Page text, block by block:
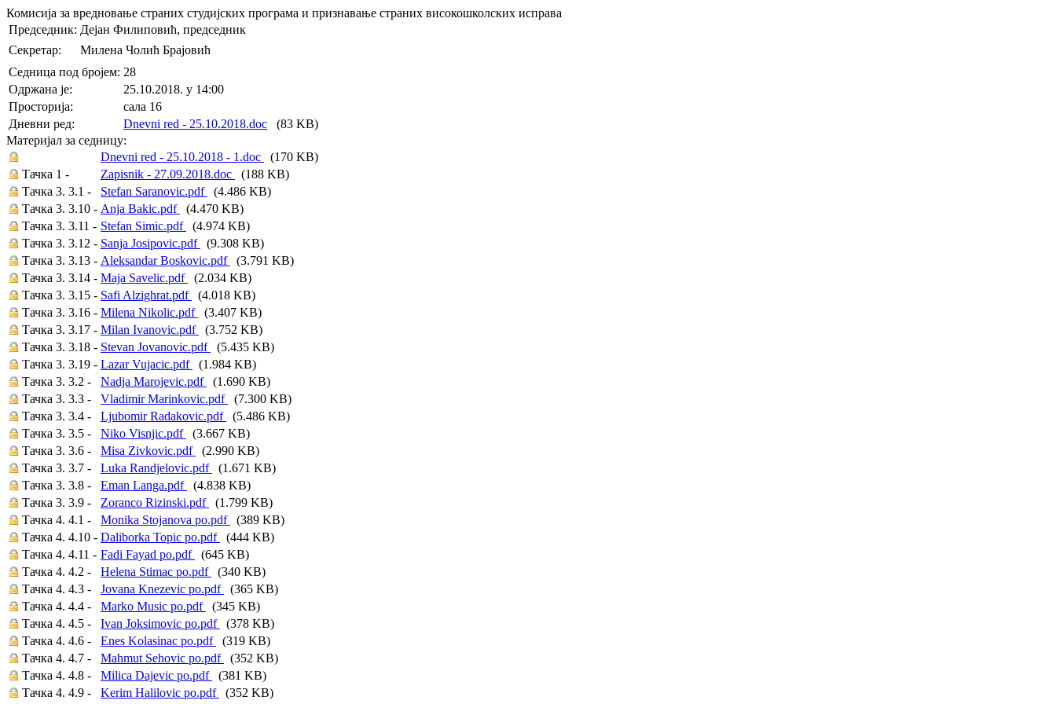
Комисија за вредновање страних студијских програма и признавање страних високошколских исправа
Председник: Дејан Филиповић, председник
Секретар:
Милена Чолић Брајовић
Седница под бројем: 28
Oдржана je:
25.10.2018. у 14:00
Просторија:
сала 16
Дневни ред:
Dnevni red - 25.10.2018.doc (83 KB)
Материјал за седницу:
Dnevni red - 25.10.2018 - 1.doc
(170 KB)
Тачка 1 -
Zapisnik - 27.09.2018.doc
(188 KB)
Тачка 3. 3.1 -
Stefan Saranovic.pdf
(4.486 KB)
Тачка 3. 3.10 - Anja Bakic.pdf
(4.470 KB)
Тачка 3. 3.11 - Stefan Simic.pdf
(4.974 KB)
Тачка 3. 3.12 - Sanja Josipovic.pdf
(9.308 KB)
Тачка 3. 3.13 - Aleksandar Boskovic.pdf
(3.791 KB)
Тачка 3. 3.14 - Maja Savelic.pdf
(2.034 KB)
Тачка 3. 3.15 - Safi Alzighrat.pdf
(4.018 KB)
Тачка 3. 3.16 - Milena Nikolic.pdf
(3.407 KB)
Тачка 3. 3.17 - Milan Ivanovic.pdf
(3.752 KB)
Тачка 3. 3.18 - Stevan Jovanovic.pdf
(5.435 KB)
Тачка 3. 3.19 - Lazar Vujacic.pdf
(1.984 KB)
Тачка 3. 3.2 -
Nadja Marojevic.pdf
(1.690 KB)
Тачка 3. 3.3 -
Vladimir Marinkovic.pdf
(7.300 KB)
Тачка 3. 3.4 -
Ljubomir Radakovic.pdf
(5.486 KB)
Тачка 3. 3.5 -
Niko Visnjic.pdf
(3.667 KB)
Тачка 3. 3.6 -
Misa Zivkovic.pdf
(2.990 KB)
Тачка 3. 3.7 -
Luka Randjelovic.pdf
(1.671 KB)
Тачка 3. 3.8 -
Eman Langa.pdf
(4.838 KB)
Тачка 3. 3.9 -
Zoranco Rizinski.pdf
(1.799 KB)
Тачка 4. 4.1 -
Monika Stojanova po.pdf
(389 KB)
Тачка 4. 4.10 - Daliborka Topic po.pdf
(444 KB)
Тачка 4. 4.11 - Fadi Fayad po.pdf
(645 KB)
Тачка 4. 4.2 -
Helena Stimac po.pdf
(340 KB)
Тачка 4. 4.3 -
Jovana Knezevic po.pdf
(365 KB)
Тачка 4. 4.4 -
Marko Music po.pdf
(345 KB)
Тачка 4. 4.5 -
Ivan Joksimovic po.pdf
(378 KB)
Тачка 4. 4.6 -
Enes Kolasinac po.pdf
(319 KB)
Тачка 4. 4.7 -
Mahmut Sehovic po.pdf
(352 KB)
Тачка 4. 4.8 -
Milica Dajevic po.pdf
(381 KB)
Тачка 4. 4.9 -
Kerim Halilovic po.pdf (352 KB)